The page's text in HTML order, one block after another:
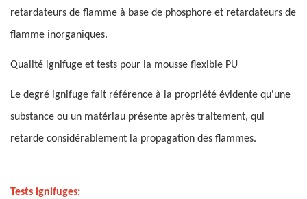
retardateurs de flamme à base de phosphore et retardateurs de
flamme inorganiques.
Qualité ignifuge et tests pour la mousse flexible PU
Le degré ignifuge fait référence à la propriété évidente qu'une
substance ou un matériau présente après traitement, qui
retarde considérablement la propagation des flammes.
Tests ignifuges: